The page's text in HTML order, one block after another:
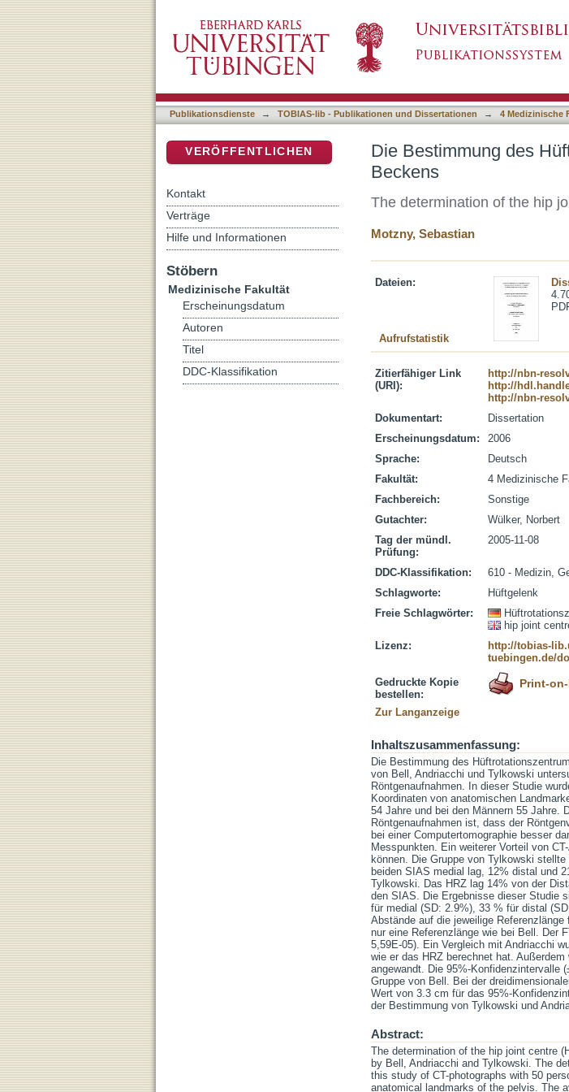
Publikationsdienste → TOBIAS-lib - Publikationen und Dissertationen → 4 Medizinische
Die Bestimmung des
Beckens
The determination of the hip
Motzny, Sebastian
Dateien:
Aufrufstatistik
Zitierfähiger Link
(URI):
http://nbn-
http://
http://nbn-
Dokumentart:
Dissertation
Erscheinungsdatum:
2006
Sprache:
Deutsch
Fakultät:
4 Medizinische
Fachbereich:
Sonstige
Gutachter:
Wülker, Norbert
Tag der mündl.
Prüfung:
2005-11-08
DDC-Klassifikation:
610 - Medizin,
Schlagworte:
Hüftgelenk
Freie Schlagwörter:
hip joint
Lizenz:
http://tobias-
tuebingen.de/
Gedruckte Kopie
bestellen:
Print-
Zur Langanzeige
Inhaltszusammenfassung:
Die Bestimmung des
von Bell, Andriacchi und Tylkowski
Röntgenaufnahmen. In dieser Studie
Koordinaten von anatomischen
54 Jahre und bei den Männern 55 Jahre.
Röntgenaufnahmen ist, dass der
bei einer Computertomographie besser
Messpunkten. Ein weiterer Vorteil von
können. Die Gruppe von Tylkowski
beiden SIAS medial lag, 12% distal und
Tylkowski. Das HRZ lag 14% von der
den SIAS. Die Ergebnisse dieser Studie
für medial (SD: 2.9%), 33 % für distal
Abstände auf die jeweilige
nur eine Referenzlänge wie bei Bell. Der
5,59E-05). Ein Vergleich mit Andriacchi
wie er das HRZ berechnet hat.
angewandt. Die 95%-Konfidenzintervalle
Gruppe von Bell. Bei der
Wert von 3.3 cm für das 95%-
der Bestimmung von Tylkowski und
Abstract:
The determination of the hip joint centre
by Bell, Andriacchi and Tylkowski. The
this study of CT-photographs with 50
anatomical landmarks of the pelvis. The
VERÖFFENTLICHEN
Kontakt
Verträge
Hilfe und Informationen
Stöbern
Medizinische Fakultät
Erscheinungsdatum
Autoren
Titel
DDC-Klassifikation